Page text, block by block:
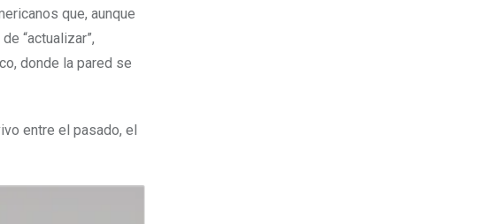
que, aunque
“actualizar”,
donde la pared se
entre el pasado, el